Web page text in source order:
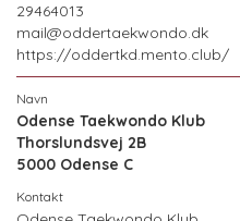
29464013
mail@oddertaekwondo.dk
https://oddertkd.mento.club/
Odense Taekwondo Klub
Thorslundsvej 2B
5000 Odense C